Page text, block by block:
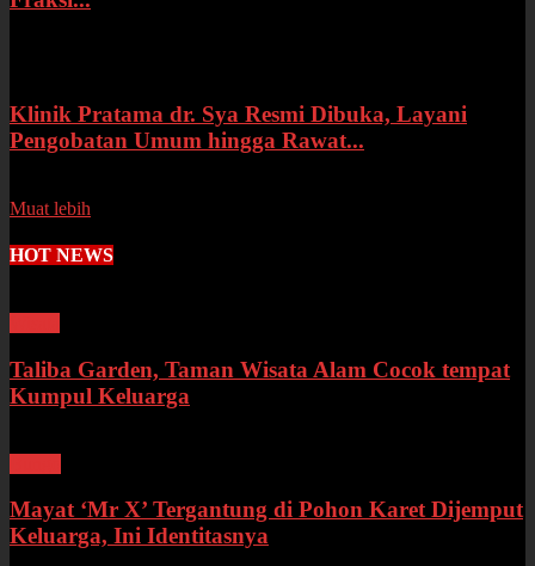
Klinik Pratama dr. Sya Resmi Dibuka, Layani
Pengobatan Umum hingga Rawat...
Muat lebih
HOT NEWS
Taliba Garden, Taman Wisata Alam Cocok tempat
Kumpul Keluarga
Mayat ‘Mr X’ Tergantung di Pohon Karet Dijemput
Keluarga, Ini Identitasnya